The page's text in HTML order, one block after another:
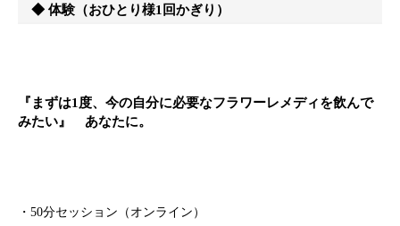
◆ 体験（おひとり様1回かぎり）
『まずは1度、今の自分に必要なフラワーレメディを飲んで
みたい』 あなたに。
・50分セッション（オンライン）